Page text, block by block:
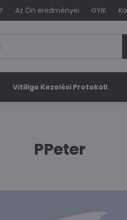
Az Ön eredményei GYIK
Vitiligo Kezelési Protokoll
PPeter